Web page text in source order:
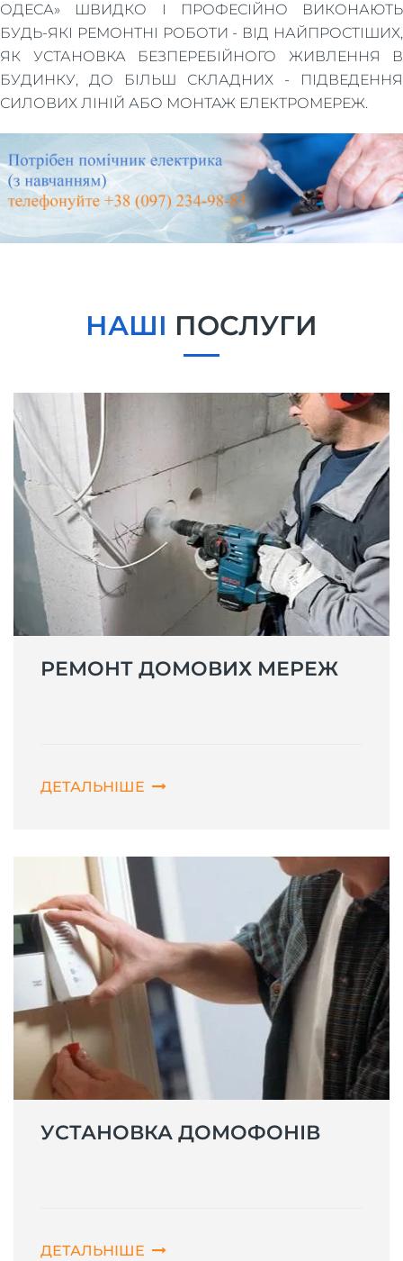
ОДЕСА» ШВИДКО І ПРОФЕСІЙНО ВИКОНАЮТЬ
БУДЬ-ЯКІ РЕМОНТНІ РОБОТИ - ВІД НАЙПРОСТІШИХ,
ЯК УСТАНОВКА БЕЗПЕРЕБІЙНОГО ЖИВЛЕННЯ В
БУДИНКУ, ДО БІЛЬШ СКЛАДНИХ - ПІДВЕДЕННЯ
СИЛОВИХ ЛІНІЙ АБО МОНТАЖ ЕЛЕКТРОМЕРЕЖ.
НАШІ ПОСЛУГИ
РЕМОНТ ДОМОВИХ МЕРЕЖ
ДЕТАЛЬНІШЕ
УСТАНОВКА ДОМОФОНІВ
ДЕТАЛЬНІШЕ